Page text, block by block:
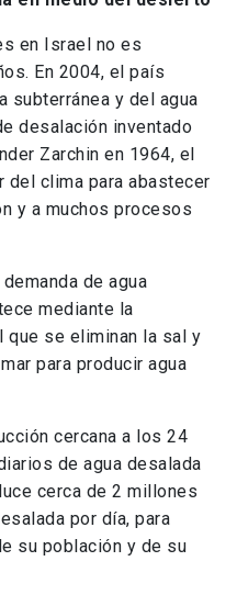
en Israel no es
En 2004, el país
subterránea y del agua
desalación inventado
Zarchin en 1964, el
del clima para abastecer
y a muchos procesos
de agua
mediante la
que se eliminan la sal y
para producir agua
cercana a los 24
de agua desalada
cerca de 2 millones
por día, para
su población y de su